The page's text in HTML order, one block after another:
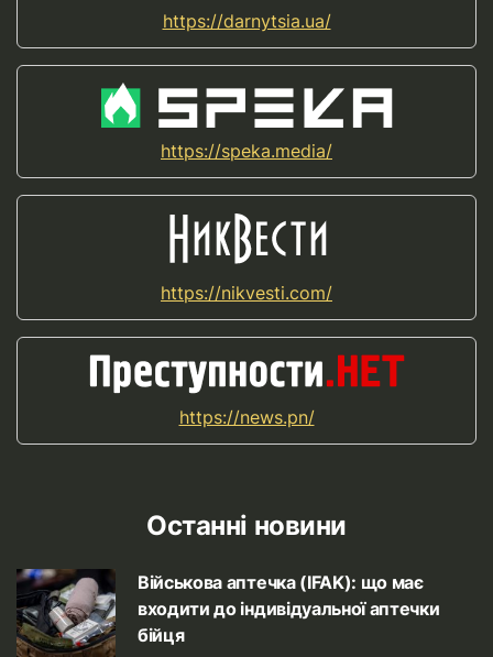
https://darnytsia.ua/
https://speka.media/
https://nikvesti.com/
https://news.pn/
Останні новини
Військова аптечка (IFAK): що має
входити до індивідуальної аптечки
бійця